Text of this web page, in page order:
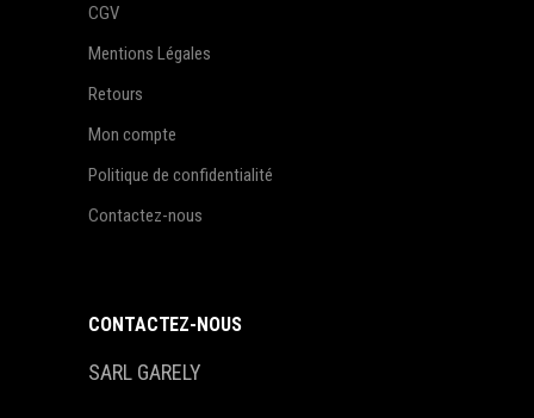
CGV
Mentions Légales
Retours
Mon compte
Politique de confidentialité
Contactez-nous
CONTACTEZ-NOUS
SARL GARELY